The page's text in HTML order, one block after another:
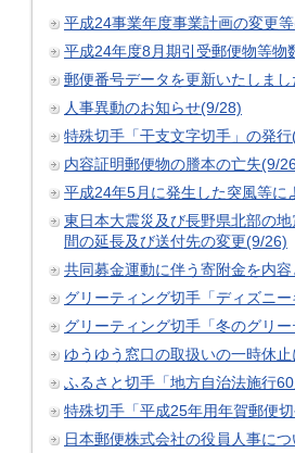
平成24事業年度事業計画の変更
平成24年度8月期引受郵便物等物
郵便番号データを更新いたしま
人事異動のお知らせ(9/28)
特殊切手「干支文字切手」の発
内容証明郵便物の謄本の亡失(9/
平成24年5月に発生した突風等
東日本大震災及び長野県北部の
間の延長及び送付先の変更(9/26)
共同募金運動に伴う寄附金を内
グリーティング切手「ディズニ
グリーティング切手「冬のグリ
ゆうゆう窓口の取扱いの一時休
ふるさと切手「地方自治法施行
特殊切手「平成25年用年賀郵便
日本郵便株式会社の役員人事に